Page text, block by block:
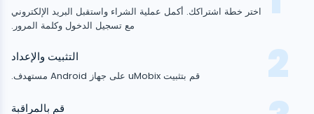
متعقب
متعقب
رسائل نصية
كلوغر
WhatsApp
Facebook messenger
Zoom
Viber
وسائل التواصل الاجتماعي
Facebook
تتبع الصور والفيديو
الإنترنت
متصفح التاريخ
اختر خطة اشتراكك. أكمل عملية الشراء واستقبل البريد الإلكتروني
مع تسجيل الدخول وكلمة المرور.
التثبيت والإعداد
قم بتثبيت uMobix على جهاز Android مستهدف.
قم بالمراقبة